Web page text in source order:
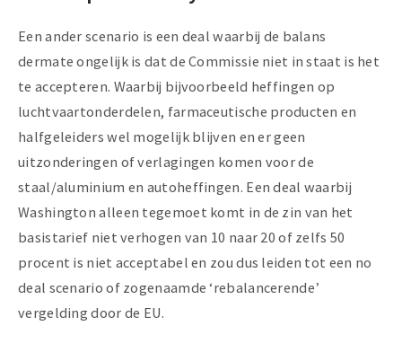
Een ander scenario is een deal waarbij de balans
dermate ongelijk is dat de Commissie niet in staat is het
te accepteren. Waarbij bijvoorbeeld heffingen op
luchtvaartonderdelen, farmaceutische producten en
halfgeleiders wel mogelijk blijven en er geen
uitzonderingen of verlagingen komen voor de
staal/aluminium en autoheffingen. Een deal waarbij
Washington alleen tegemoet komt in de zin van het
basistarief niet verhogen van 10 naar 20 of zelfs 50
procent is niet acceptabel en zou dus leiden tot een no
deal scenario of zogenaamde ‘rebalancerende’
vergelding door de EU.